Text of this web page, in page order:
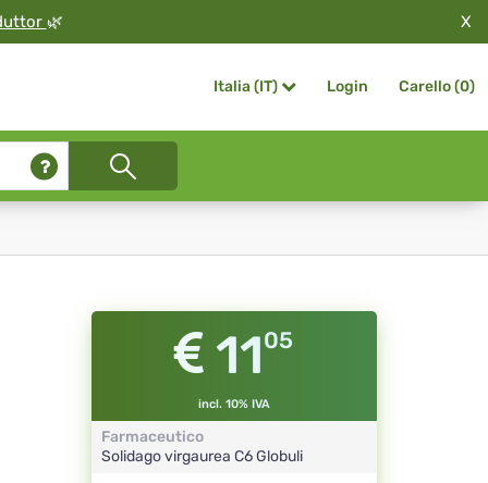
🌿 X
Italia (IT) Login Carello (0)
1105
incl. 10% IVA
Farmaceutico
Solidago virgaurea C6 Globuli